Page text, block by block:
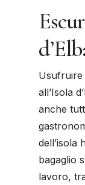
Usufruire
all’Isola
anche
dell’isola
bagaglio
lavoro,